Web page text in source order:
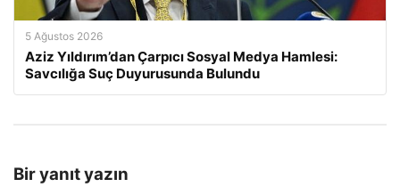
5 Ağustos 2026
Aziz Yıldırım’dan Çarpıcı Sosyal Medya Hamlesi:
Savcılığa Suç Duyurusunda Bulundu
Bir yanıt yazın